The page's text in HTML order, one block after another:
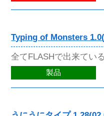
Typing of Monsters
全てFLASHで出来てい
製品